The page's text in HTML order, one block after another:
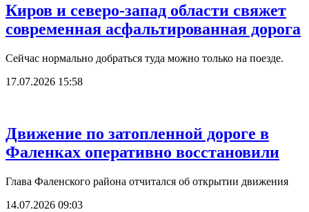
Киров и северо-запад области свяжет
современная асфальтированная дорога
Сейчас нормально добраться туда можно только на поезде.
17.07.2026 15:58
Движение по затопленной дороге в
Фаленках оперативно восстановили
Глава Фаленского района отчитался об открытии движения
14.07.2026 09:03